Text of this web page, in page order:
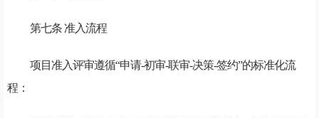
第七条 准入流程
项目准入评审遵循“申请-初审-联审-决策-签约”的标准化流
程：